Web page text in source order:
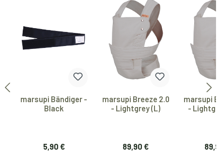
marsupi Bändiger -
Black
Regulärer Preis:
5,90 €
marsupi Breeze 2.0
- Lightgrey (L)
Regulärer Preis:
89,90 €
marsupi
-